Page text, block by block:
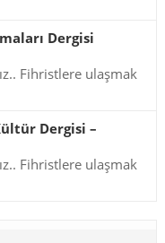
Dergisi
Fihristlere ulaşmak
Dergisi –
Fihristlere ulaşmak